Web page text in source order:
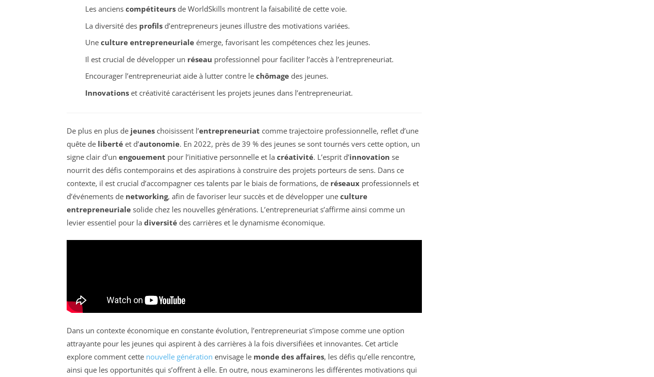
Les anciens compétiteursde WorldSkills montrent la faisabilité de cette voie.
La diversité des profilsd’entrepreneurs jeunes illustre des motivations variées.
Une culture entrepreneurialeémerge, favorisant les compétences chez les jeunes.
Il est crucial de développer un réseau professionnel pour faciliter l’accès à l’entrepreneuriat.
Encourager l’entrepreneuriat aide à lutter contre le chômagedes jeunes.
Innovationset créativité caractérisent les projets jeunes dans l’entrepreneuriat.
De plus en plus de jeunes choisissent l’entrepreneuriat comme trajectoire professionnelle, reflet d’une
quête de liberté et d’autonomie. En 2022, près de 39 % des jeunes se sont tournés vers cette option, un
signe clair d’un engouement pour l’initiative personnelle et la créativité. L’esprit d’innovation se
nourrit des défis contemporains et des aspirations à construire des projets porteurs de sens. Dans ce
contexte, il est crucial d’accompagner ces talents par le biais de formations, de réseaux professionnels et
d’événements de networking, afin de favoriser leur succès et de développer une culture
entrepreneuriale solide chez les nouvelles générations. L’entrepreneuriat s’affirme ainsi comme un
levier essentiel pour la diversité des carrières et le dynamisme économique.
Dans un contexte économique en constante évolution, l’entrepreneuriat s’impose comme une option
attrayante pour les jeunes qui aspirent à des carrières à la fois diversifiées et innovantes. Cet article
explore comment cette nouvelle génération envisage le monde des affaires, les défis qu’elle rencontre,
ainsi que les opportunités qui s’offrent à elle. En outre, nous examinerons les différentes motivations qui